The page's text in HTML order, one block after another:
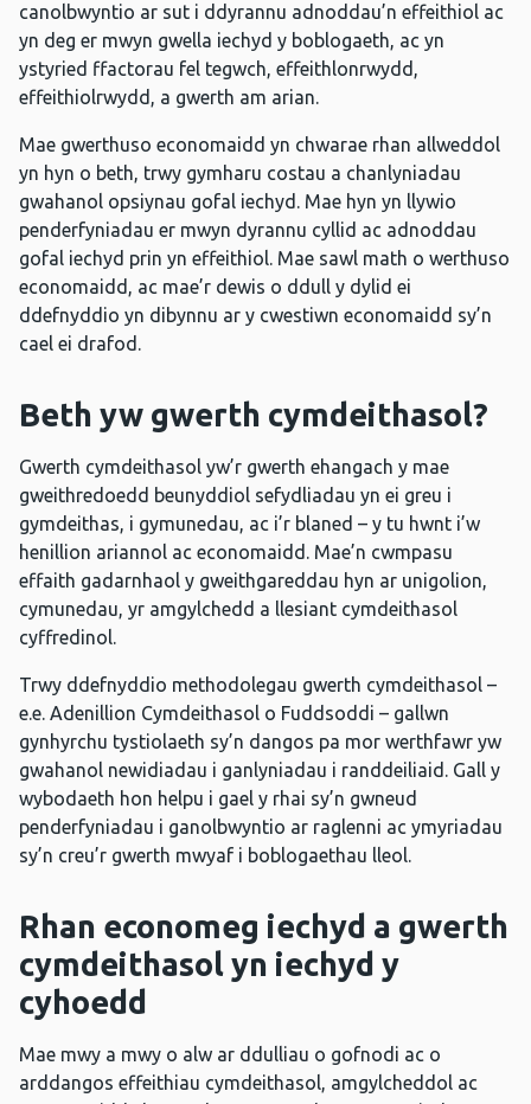
canolbwyntio ar sut i ddyrannu adnoddau’n effeithiol ac
yn deg er mwyn gwella iechyd y boblogaeth, ac yn
ystyried ffactorau fel tegwch, effeithlonrwydd,
effeithiolrwydd, a gwerth am arian.
Mae gwerthuso economaidd yn chwarae rhan allweddol
yn hyn o beth, trwy gymharu costau a chanlyniadau
gwahanol opsiynau gofal iechyd. Mae hyn yn llywio
penderfyniadau er mwyn dyrannu cyllid ac adnoddau
gofal iechyd prin yn effeithiol. Mae sawl math o werthuso
economaidd, ac mae’r dewis o ddull y dylid ei
ddefnyddio yn dibynnu ar y cwestiwn economaidd sy’n
cael ei drafod.
Beth yw gwerth cymdeithasol?
Gwerth cymdeithasol yw’r gwerth ehangach y mae
gweithredoedd beunyddiol sefydliadau yn ei greu i
gymdeithas, i gymunedau, ac i’r blaned – y tu hwnt i’w
henillion ariannol ac economaidd. Mae’n cwmpasu
effaith gadarnhaol y gweithgareddau hyn ar unigolion,
cymunedau, yr amgylchedd a llesiant cymdeithasol
cyffredinol.
Trwy ddefnyddio methodolegau gwerth cymdeithasol –
e.e. Adenillion Cymdeithasol o Fuddsoddi – gallwn
gynhyrchu tystiolaeth sy’n dangos pa mor werthfawr yw
gwahanol newidiadau i ganlyniadau i randdeiliaid. Gall y
wybodaeth hon helpu i gael y rhai sy’n gwneud
penderfyniadau i ganolbwyntio ar raglenni ac ymyriadau
sy’n creu’r gwerth mwyaf i boblogaethau lleol.
Rhan economeg iechyd a gwerth
cymdeithasol yn iechyd y
cyhoedd
Mae mwy a mwy o alw ar ddulliau o gofnodi ac o
arddangos effeithiau cymdeithasol, amgylcheddol ac